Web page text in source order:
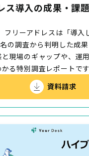
ス導入の成果・課
フリーアドレスは「導入
の調査から判明した成
現場のギャップや、運
る特別調査レポートです
資料請求